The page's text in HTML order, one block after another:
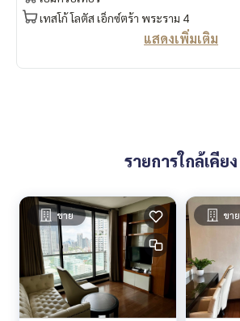
“HOME - Real Estate Services”
Facebook | IG | TikTok | YouTube
เทสโก้ โลตัส เอ็กซ์ตร้า พระราม 4
แสดงเพิ่มเติม
รายการใกล้เคียง
ขาย ขาย